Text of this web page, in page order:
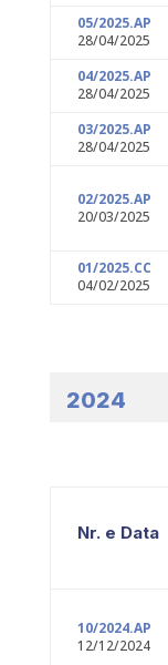
05/2025.AP
28/04/2025
04/2025.AP
28/04/2025
03/2025.AP
28/04/2025
02/2025.AP
20/03/2025
01/2025.CC
04/02/2025
2024
Nr. e Data
10/2024.AP
12/12/2024